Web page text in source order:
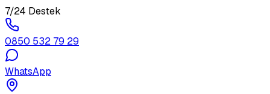
7/24 Destek
0850 532 79 29
WhatsApp